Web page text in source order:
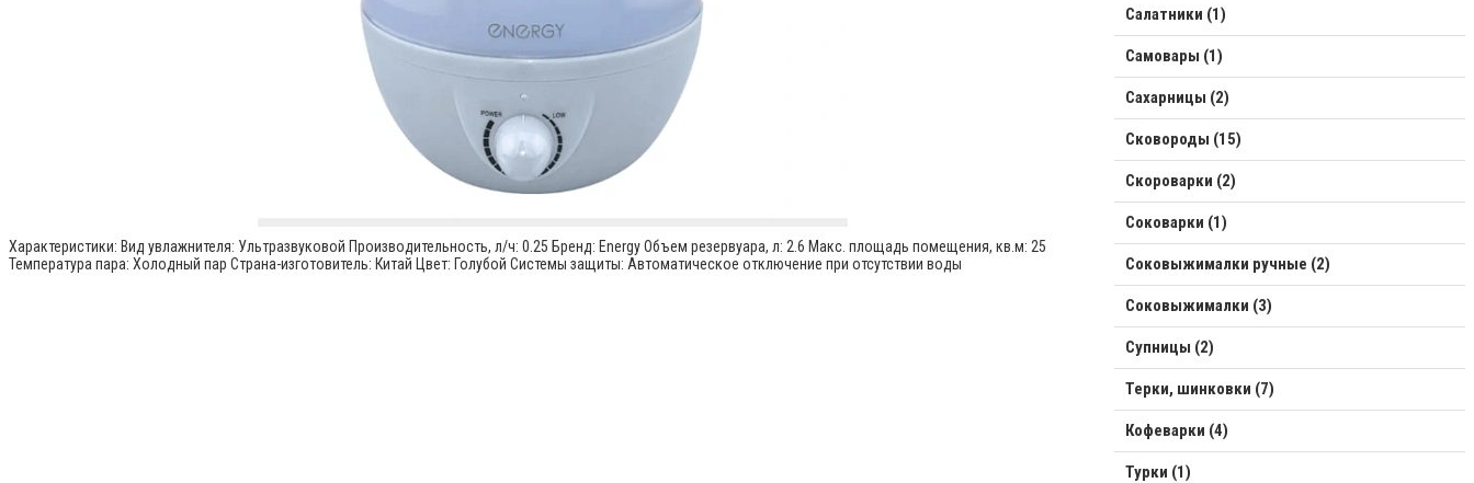
Характеристики: Вид увлажнителя: Ультразвуковой Производительность, л/ч: 0.25 Бренд: Energy Объем резервуара, л: 2.6 Макс. площадь помещения, кв.м: 25
Температура пара: Холодный пар Страна-изготовитель: Китай Цвет: Голубой Системы защиты: Автоматическое отключение при отсутствии воды
Салатники (1)
Самовары (1)
Сахарницы (2)
Сковороды (15)
Скороварки (2)
Соковарки (1)
Соковыжималки ручные (2)
Соковыжималки (3)
Супницы (2)
Терки, шинковки (7)
Кофеварки (4)
Турки (1)